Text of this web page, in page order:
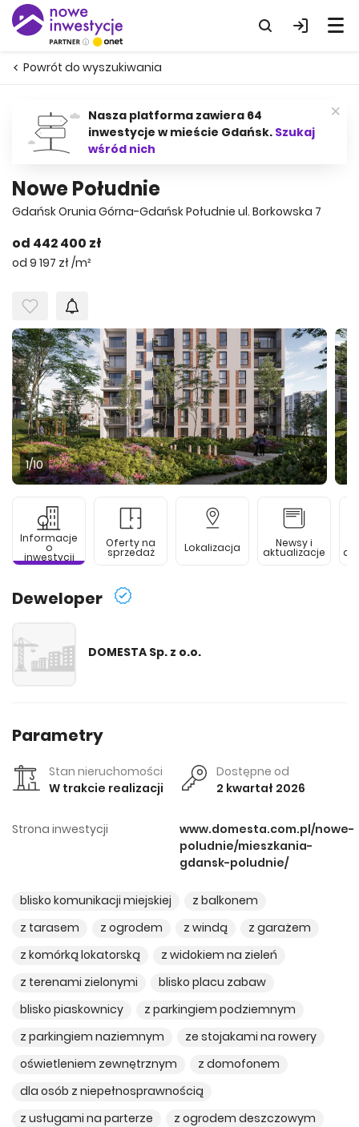
Powrót do wyszukiwania
Nasza platforma zawiera 64
inwestycje w mieście Gdańsk. Szukaj
wśród nich
Nowe Południe
Gdańsk Orunia Górna-Gdańsk Południe ul. Borkowska 7
od 442 400 zł
od 9 197 zł /m²
1/10
Informacje
o
inwestycji
Oferty na
sprzedaż Lokalizacja Newsy i
aktualizacje
Deweloper
DOMESTA Sp. z o.o.
Parametry
Stan nieruchomości
W trakcie realizacji
Dostępne od
2 kwartał 2026
Strona inwestycji
www.domesta.com.pl/nowe-
poludnie/mieszkania-
gdansk-poludnie/
blisko komunikacji miejskiej
z balkonem
z tarasem
z ogrodem z windą
z garażem
z komórką lokatorską
z widokiem na zieleń
z terenami zielonymi
blisko placu zabaw
blisko piaskownicy
z parkingiem podziemnym
z parkingiem naziemnym
ze stojakami na rowery
oświetleniem zewnętrznym
z domofonem
dla osób z niepełnosprawnością
z usługami na parterze
z ogrodem deszczowym